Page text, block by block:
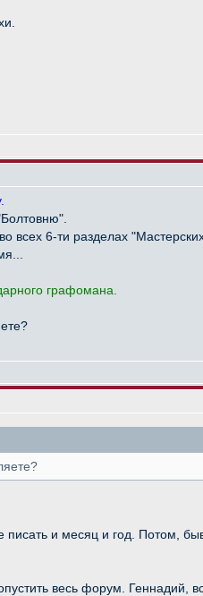
всех 6-ти разделах
графомана.
и месяц и год. Потом,
весь форум. Геннадий,